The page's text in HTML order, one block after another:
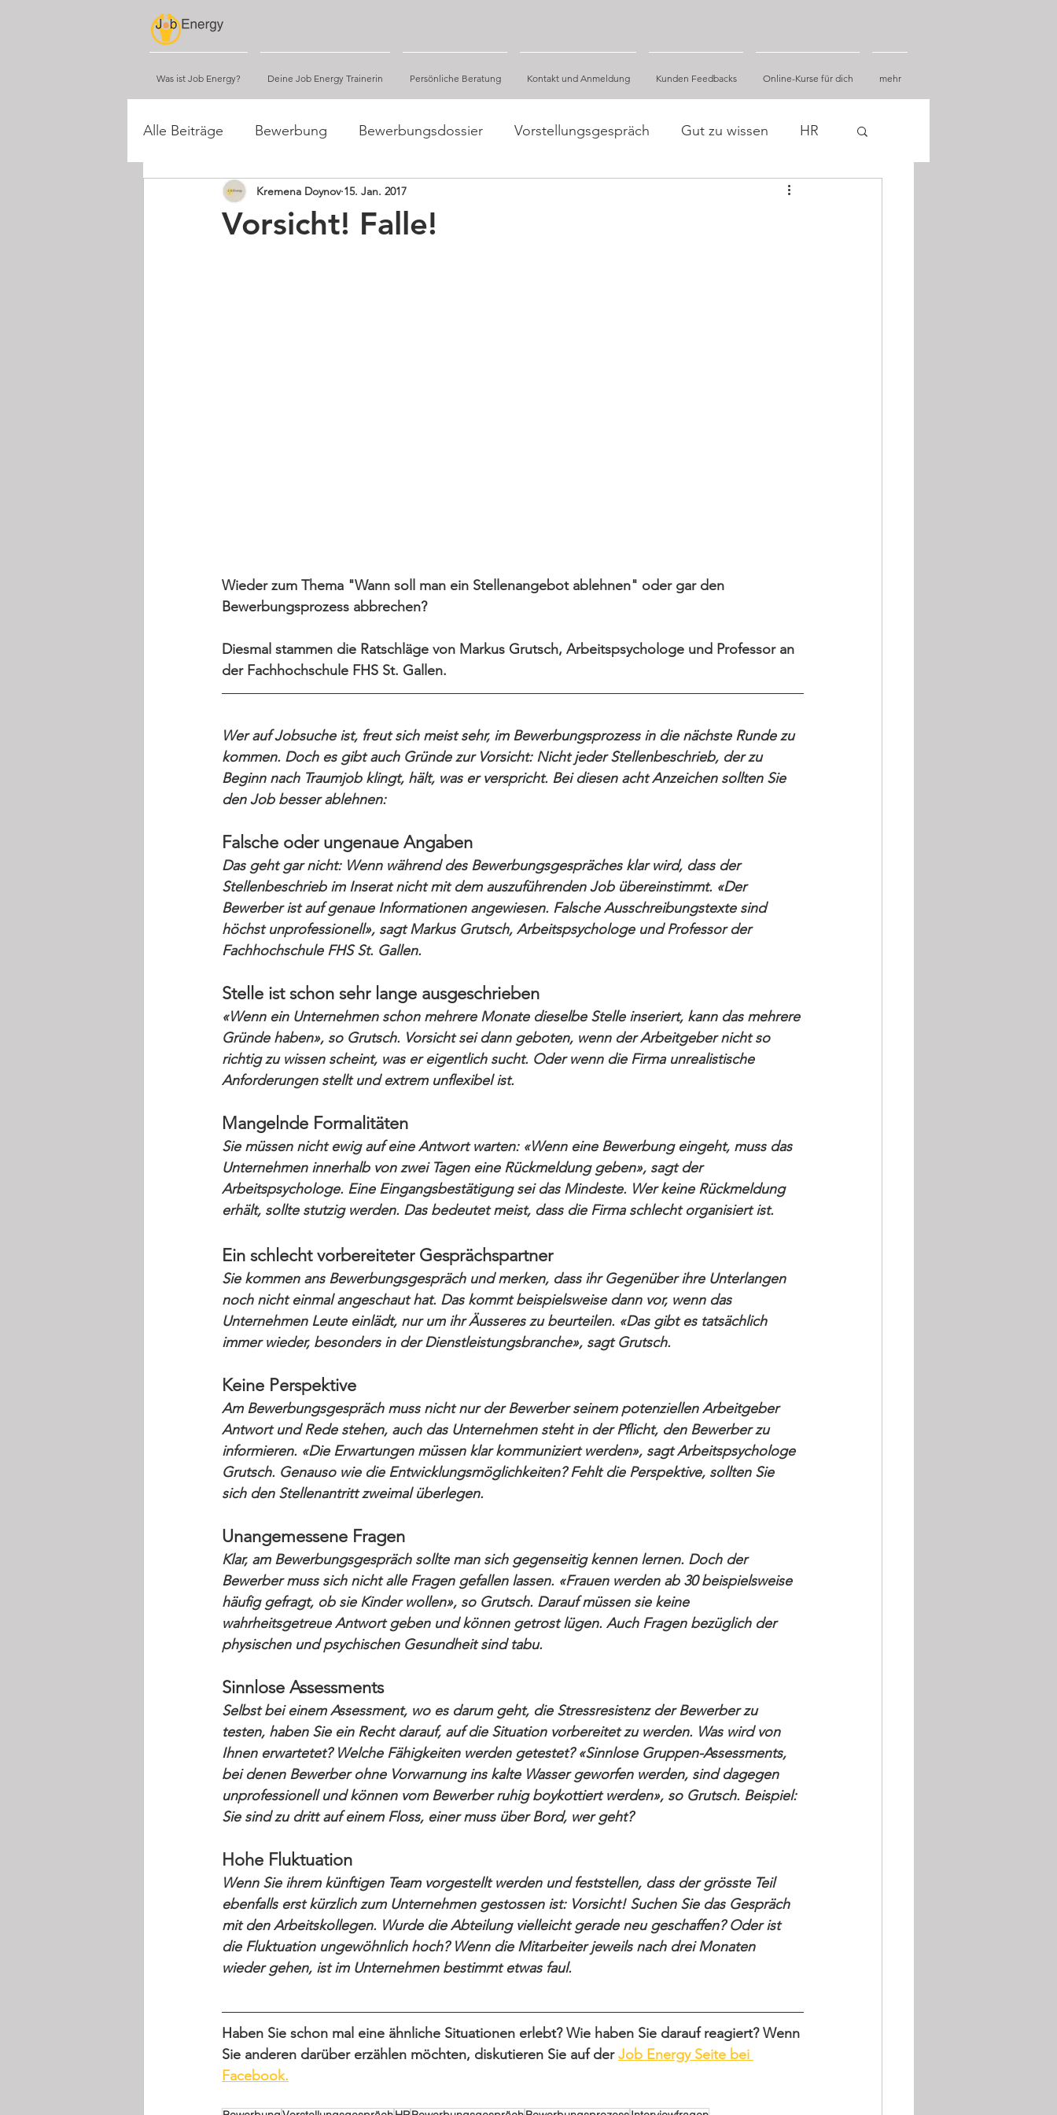
Was ist Job Energy? Deine Job Energy Trainerin Persönliche Beratung Kontakt und Anmeldung Kunden Feedbacks Online-Kurse für dich mehr
Alle Beiträge Bewerbung Bewerbungsdossier Vorstellungsgespräch Gut zu wissen HR
Networking Fakten und Zahlen, Studien
Vorsicht! Falle!
Kremena Doynov 15. Jan. 2017
Wieder zum Thema "Wann soll man ein Stellenangebot ablehnen" oder gar den
Bewerbungsprozess abbrechen?
Diesmal stammen die Ratschläge von Markus Grutsch, Arbeitspsychologe und Professor an
der Fachhochschule FHS St. Gallen.
Wer auf Jobsuche ist, freut sich meist sehr, im Bewerbungsprozess in die nächste Runde zu
kommen. Doch es gibt auch Gründe zur Vorsicht: Nicht jeder Stellenbeschrieb, der zu
Beginn nach Traumjob klingt, hält, was er verspricht. Bei diesen acht Anzeichen sollten Sie
den Job besser ablehnen:
Falsche oder ungenaue Angaben
Das geht gar nicht: Wenn während des Bewerbungsgespräches klar wird, dass der
Stellenbeschrieb im Inserat nicht mit dem auszuführenden Job übereinstimmt. «Der
Bewerber ist auf genaue Informationen angewiesen. Falsche Ausschreibungstexte sind
höchst unprofessionell», sagt Markus Grutsch, Arbeitspsychologe und Professor der
Fachhochschule FHS St. Gallen.
Stelle ist schon sehr lange ausgeschrieben
«Wenn ein Unternehmen schon mehrere Monate dieselbe Stelle inseriert, kann das mehrere
Gründe haben», so Grutsch. Vorsicht sei dann geboten, wenn der Arbeitgeber nicht so
richtig zu wissen scheint, was er eigentlich sucht. Oder wenn die Firma unrealistische
Anforderungen stellt und extrem unflexibel ist.
Mangelnde Formalitäten
Sie müssen nicht ewig auf eine Antwort warten: «Wenn eine Bewerbung eingeht, muss das
Unternehmen innerhalb von zwei Tagen eine Rückmeldung geben», sagt der
Arbeitspsychologe. Eine Eingangsbestätigung sei das Mindeste. Wer keine Rückmeldung
erhält, sollte stutzig werden. Das bedeutet meist, dass die Firma schlecht organisiert ist.
Ein schlecht vorbereiteter Gesprächspartner
Sie kommen ans Bewerbungsgespräch und merken, dass ihr Gegenüber ihre Unterlangen
noch nicht einmal angeschaut hat. Das kommt beispielsweise dann vor, wenn das
Unternehmen Leute einlädt, nur um ihr Äusseres zu beurteilen. «Das gibt es tatsächlich
immer wieder, besonders in der Dienstleistungsbranche», sagt Grutsch.
Keine Perspektive
Am Bewerbungsgespräch muss nicht nur der Bewerber seinem potenziellen Arbeitgeber
Antwort und Rede stehen, auch das Unternehmen steht in der Pflicht, den Bewerber zu
informieren. «Die Erwartungen müssen klar kommuniziert werden», sagt Arbeitspsychologe
Grutsch. Genauso wie die Entwicklungsmöglichkeiten? Fehlt die Perspektive, sollten Sie
sich den Stellenantritt zweimal überlegen.
Unangemessene Fragen
Klar, am Bewerbungsgespräch sollte man sich gegenseitig kennen lernen. Doch der
Bewerber muss sich nicht alle Fragen gefallen lassen. «Frauen werden ab 30 beispielsweise
häufig gefragt, ob sie Kinder wollen», so Grutsch. Darauf müssen sie keine
wahrheitsgetreue Antwort geben und können getrost lügen. Auch Fragen bezüglich der
physischen und psychischen Gesundheit sind tabu.
Sinnlose Assessments
Selbst bei einem Assessment, wo es darum geht, die Stressresistenz der Bewerber zu
testen, haben Sie ein Recht darauf, auf die Situation vorbereitet zu werden. Was wird von
Ihnen erwartetet? Welche Fähigkeiten werden getestet? «Sinnlose Gruppen-Assessments,
bei denen Bewerber ohne Vorwarnung ins kalte Wasser geworfen werden, sind dagegen
unprofessionell und können vom Bewerber ruhig boykottiert werden», so Grutsch. Beispiel:
Sie sind zu dritt auf einem Floss, einer muss über Bord, wer geht?
Hohe Fluktuation
Wenn Sie ihrem künftigen Team vorgestellt werden und feststellen, dass der grösste Teil
ebenfalls erst kürzlich zum Unternehmen gestossen ist: Vorsicht! Suchen Sie das Gespräch
mit den Arbeitskollegen. Wurde die Abteilung vielleicht gerade neu geschaffen? Oder ist
die Fluktuation ungewöhnlich hoch? Wenn die Mitarbeiter jeweils nach drei Monaten
wieder gehen, ist im Unternehmen bestimmt etwas faul.
Haben Sie schon mal eine ähnliche Situationen erlebt? Wie haben Sie darauf reagiert? Wenn
Sie anderen darüber erzählen möchten, diskutieren Sie auf der Job Energy Seite bei
Facebook.